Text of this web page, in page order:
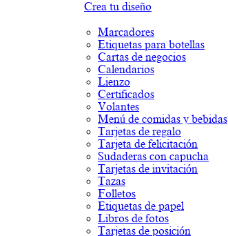
Crea tu diseño
Marcadores
Etiquetas para botellas
Cartas de negocios
Calendarios
Lienzo
Certificados
Volantes
Menú de comidas y bebidas
Tarjetas de regalo
Tarjeta de felicitación
Sudaderas con capucha
Tarjetas de invitación
Tazas
Folletos
Etiquetas de papel
Libros de fotos
Tarjetas de posición